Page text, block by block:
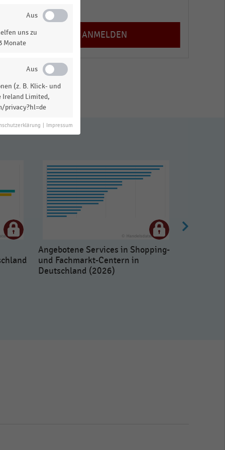
Angebotene Services in Shopping-
und Fachmarkt-Centern in
Deutschland (2026)
uns zu
Monate
(z. B. Klick- und
Ireland Limited,
privacy?hl=de
Impressum